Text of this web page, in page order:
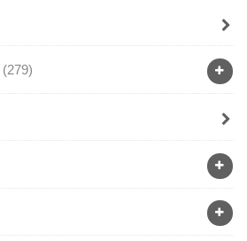
(279)